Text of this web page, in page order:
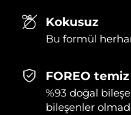
Kokusuz
Bu formül
FOREO
%93 doğal
bileşenler
Tayvan
Tayland
Türkiye